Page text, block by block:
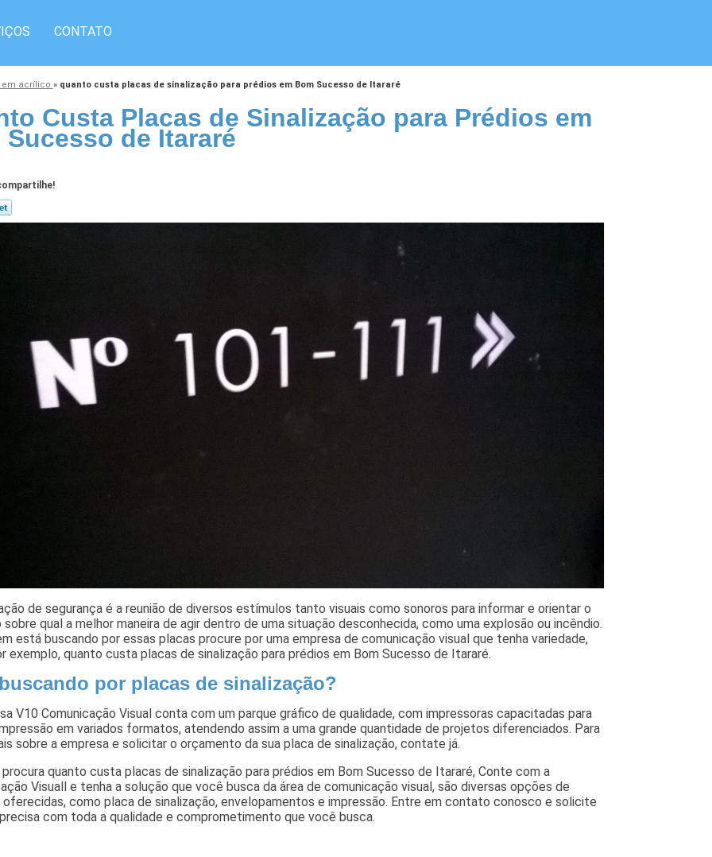
CONTATO
acrílico » quanto custa placas de sinalização para prédios em Bom Sucesso de Itararé
Custa Placas de Sinalização para Prédios em
Sucesso de Itararé
de segurança é a reunião de diversos estímulos tanto visuais como sonoros para informar e orientar o
sobre qual a melhor maneira de agir dentro de uma situação desconhecida, como uma explosão ou incêndio.
está buscando por essas placas procure por uma empresa de comunicação visual que tenha variedade,
exemplo, quanto custa placas de sinalização para prédios em Bom Sucesso de Itararé.
por placas de sinalização?
V10 Comunicação Visual conta com um parque gráfico de qualidade, com impressoras capacitadas para
em variados formatos, atendendo assim a uma grande quantidade de projetos diferenciados. Para
sobre a empresa e solicitar o orçamento da sua placa de sinalização, contate já.
quanto custa placas de sinalização para prédios em Bom Sucesso de Itararé, Conte com a
Visuall e tenha a solução que você busca da área de comunicação visual, são diversas opções de
como placa de sinalização, envelopamentos e impressão. Entre em contato conosco e solicite
com toda a qualidade e comprometimento que você busca.